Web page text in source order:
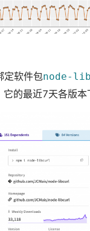
定软件包node-
的最近7天各版